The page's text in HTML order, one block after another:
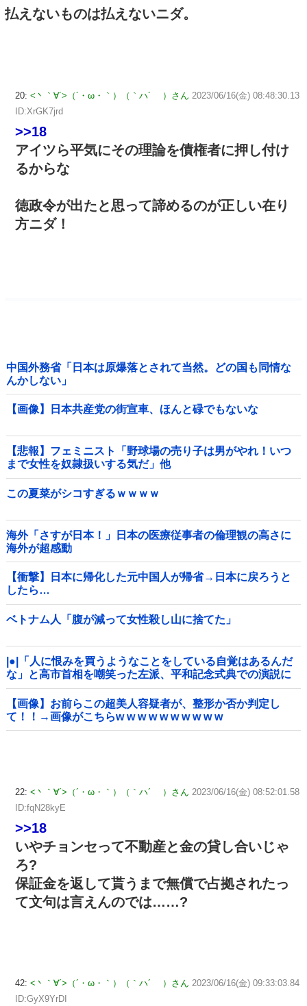
払えないものは払えないニダ。
20: <丶｀∀´>（´・ω・｀）（｀ハ´ ）さん 2023/06/16(金) 08:48:30.13
ID:XrGK7jrd
>>18
アイツら平気にその理論を債権者に押し付け
るからな
徳政令が出たと思って諦めるのが正しい在り
方ニダ！
中国外務省「日本は原爆落とされて当然。どの国も同情な
んかしない」
【画像】日本共産党の街宣車、ほんと碌でもないな
【悲報】フェミニスト「野球場の売り子は男がやれ！いつ
まで女性を奴隷扱いする気だ」他
この夏菜がシコすぎるｗｗｗｗ
海外「さすが日本！」日本の医療従事者の倫理観の高さに
海外が超感動
【衝撃】日本に帰化した元中国人が帰省→日本に戻ろうと
したら…
ベトナム人「腹が減って女性殺し山に捨てた」
|●|「人に恨みを買うようなことをしている自覚はあるんだ
な」と高市首相を嘲笑った左派、平和記念式典での演説に
ケチを付けるも……
【画像】お前らこの超美人容疑者が、整形か否か判定し
て！！→画像がこちらw w w w w w w w w w
22: <丶｀∀´>（´・ω・｀）（｀ハ´ ）さん 2023/06/16(金) 08:52:01.58
ID:fqN28kyE
>>18
いやチョンセって不動産と金の貸し合いじゃ
ろ?
保証金を返して貰うまで無償で占拠されたっ
て文句は言えんのでは……?
42: <丶｀∀´>（´・ω・｀）（｀ハ´ ）さん 2023/06/16(金) 09:33:03.84
ID:GyX9YrDI